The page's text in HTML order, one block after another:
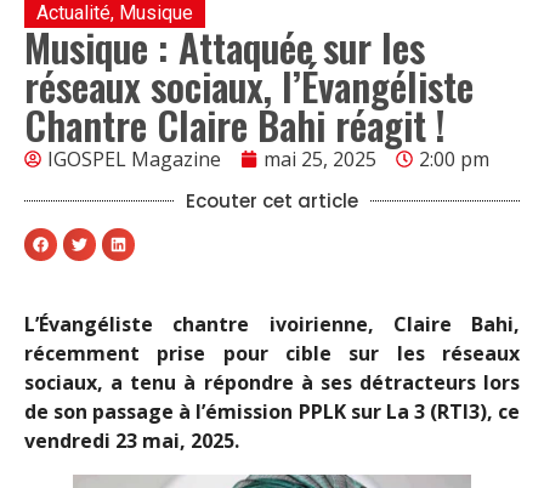
Actualité, Musique
Musique : Attaquée sur les
réseaux sociaux, l’Évangéliste
Chantre Claire Bahi réagit !
IGOSPEL Magazine mai 25, 2025 2:00 pm
Ecouter cet article
L’Évangéliste chantre ivoirienne, Claire Bahi,
récemment prise pour cible sur les réseaux
sociaux, a tenu à répondre à ses détracteurs lors
de son passage à l’émission PPLK sur La 3 (RTI3), ce
vendredi 23 mai, 2025.